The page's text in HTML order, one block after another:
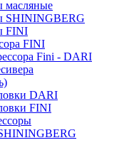
масляные
SHININGBERG
FINI
FINI
Fini - DARI
DARI
FINI